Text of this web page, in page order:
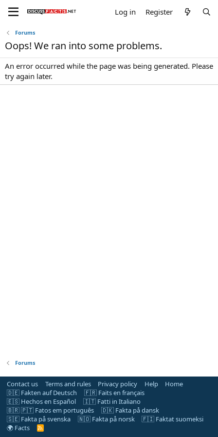
Log in Register
Forums
Oops! We ran into some problems.
An error occurred while the page was being generated. Please
try again later.
Forums
Contact us Terms and rules Privacy policy Help
Home
🇩🇪 Fakten auf Deutsch
🇫🇷 Faits en français
🇪🇸 Hechos en Español
🇮🇹 Fatti in Italiano
🇧🇷 🇵🇹 Fatos em português
🇩🇰 Fakta på dansk
🇸🇪 Fakta på svenska
🇳🇴 Fakta på norsk
🇫🇮 Faktat suomeksi
🌍 Facts
R